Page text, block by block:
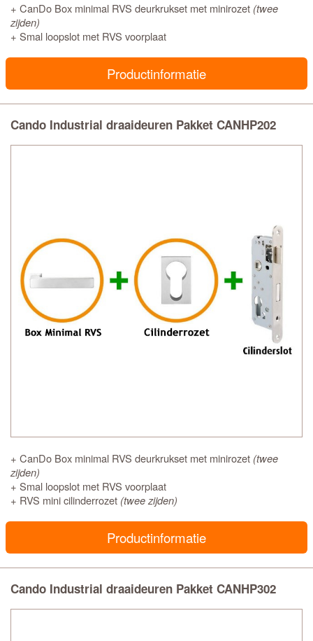
+ CanDo Box minimal RVS deurkrukset met minirozet (twee
zijden)
+ Smal loopslot met RVS voorplaat
Productinformatie
Cando Industrial draaideuren Pakket CANHP202
+ CanDo Box minimal RVS deurkrukset met minirozet (twee
zijden)
+ Smal loopslot met RVS voorplaat
+ RVS mini cilinderrozet (twee zijden)
Productinformatie
Cando Industrial draaideuren Pakket CANHP302